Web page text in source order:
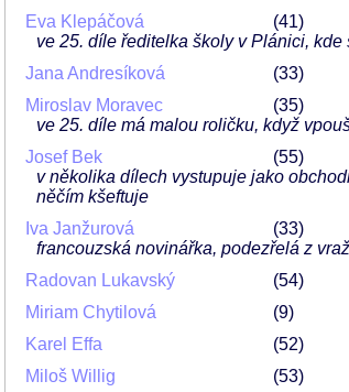
Eva Klepáčová
41
ve 25. díle ředitelka školy v Plánici,
Jana Andresíková
33
Miroslav Moravec
35
ve 25. díle má malou roličku, když
Josef Bek
55
v několika dílech vystupuje jako
něčím kšeftuje
Iva Janžurová
33
francouzská novinářka, podezřelá z
Radovan Lukavský
54
Miriam Chytilová
9
Karel Effa
52
Miloš Willig
53